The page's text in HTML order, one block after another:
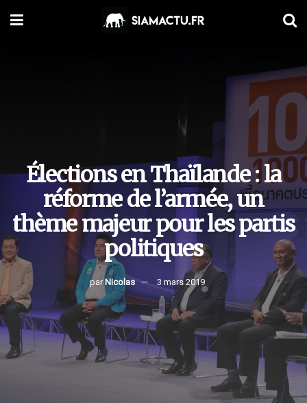
Élections en Thaïlande : la
réforme de l’armée, un
thème majeur pour les partis
politiques
par Nicolas 3 mars 2019